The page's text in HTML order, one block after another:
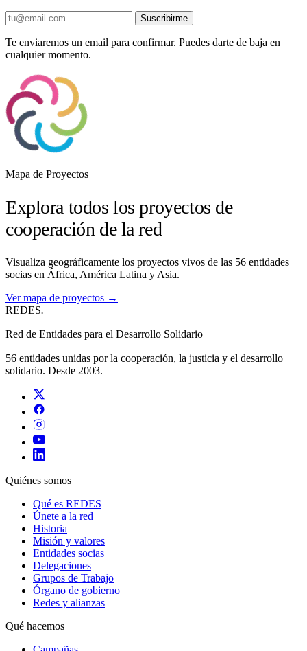
Suscribirme
Te enviaremos un email para confirmar. Puedes darte de baja en
cualquier momento.
Mapa de Proyectos
Explora todos los proyectos de
cooperación de la red
Visualiza geográficamente los proyectos vivos de las 56 entidades
socias en África, América Latina y Asia.
Ver mapa de proyectos →
REDES.
Red de Entidades para el Desarrollo Solidario
56 entidades unidas por la cooperación, la justicia y el desarrollo
solidario. Desde 2003.
Quiénes somos
Qué es REDES
Únete a la red
Historia
Misión y valores
Entidades socias
Delegaciones
Grupos de Trabajo
Órgano de gobierno
Redes y alianzas
Qué hacemos